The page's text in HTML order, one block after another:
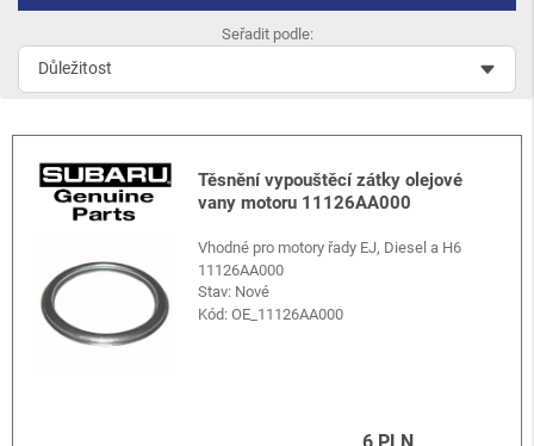
Seřadit podle:
Těsnění vypouštěcí zátky olejové
vany motoru 11126AA000
Vhodné pro motory řady EJ, Diesel a H6
11126AA000
Stav: Nové
Kód:OE_11126AA000